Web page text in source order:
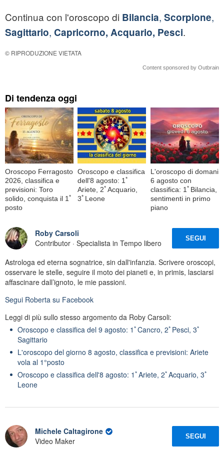
Continua con l'oroscopo di Bilancia, Scorpione,
Sagittario, Capricorno, Acquario, Pesci.
© RIPRODUZIONE VIETATA
Content sponsored by Outbrain
Di tendenza oggi
Oroscopo Ferragosto
2026, classifica e
previsioni: Toro
solido, conquista il 1ﾟ
posto
Oroscopo e classifica
dell'8 agosto: 1ﾟ
Ariete, 2ﾟAcquario,
3ﾟLeone
L'oroscopo di domani
6 agosto con
classifica: 1ﾟBilancia,
sentimenti in primo
piano
Roby Carsoli
Contributor · Specialista in Tempo libero
SEGUI
Astrologa ed eterna sognatrice, sin dall'infanzia. Scrivere oroscopi,
osservare le stelle, seguire il moto dei pianeti e, in primis, lasciarsi
affascinare dall’ignoto, le mie passioni.
Segui Roberta su Facebook
Leggi di più sullo stesso argomento da Roby Carsoli:
Oroscopo e classifica del 9 agosto: 1ﾟCancro, 2ﾟPesci, 3ﾟ
Sagittario
L'oroscopo del giorno 8 agosto, classifica e previsioni: Ariete
vola al 1°posto
Oroscopo e classifica dell'8 agosto: 1ﾟAriete, 2ﾟAcquario, 3ﾟ
Leone
Michele Caltagirone
Video Maker
SEGUI